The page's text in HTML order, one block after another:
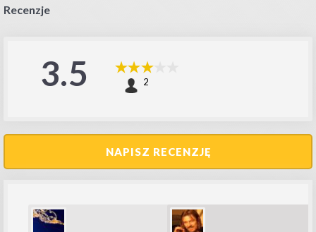
Recenzje
3.5 2
NAPISZ RECENZJĘ